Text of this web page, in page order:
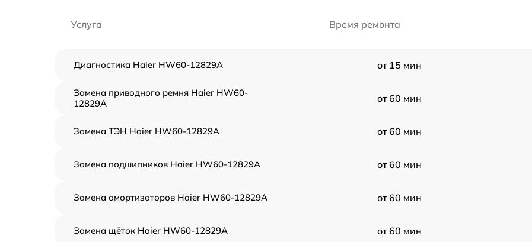
Услуга Время ремонта
Диагностика Haier HW60-12829A от 15 мин
Замена приводного ремня Haier HW60-
12829A
от 60 мин
Замена ТЭН Haier HW60-12829A от 60 мин
Замена подшипников Haier HW60-12829A от 60 мин
Замена амортизаторов Haier HW60-12829A от 60 мин
Замена щёток Haier HW60-12829A от 60 мин